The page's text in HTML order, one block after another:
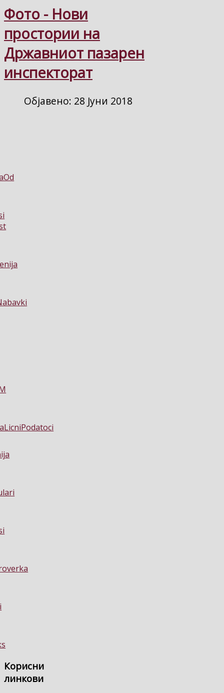
Фото - Нови
простории на
Државниот пазарен
инспекторат
Објавено: 28 Јуни 2018
Корисни
линкови